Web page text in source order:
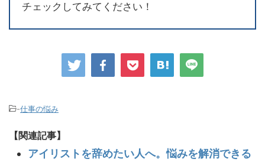
チェックしてみてください！
-仕事の悩み
【関連記事】
アイリストを辞めたい人へ。悩みを解消できる